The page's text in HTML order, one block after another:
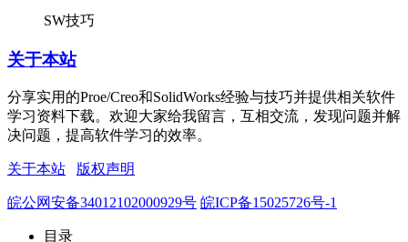
SW技巧
关于本站
分享实用的Proe/Creo和SolidWorks经验与技巧并提供相关软件
学习资料下载。欢迎大家给我留言，互相交流，发现问题并解
决问题，提高软件学习的效率。
关于本站 版权声明
皖公网安备34012102000929号 皖ICP备15025726号-1
目录